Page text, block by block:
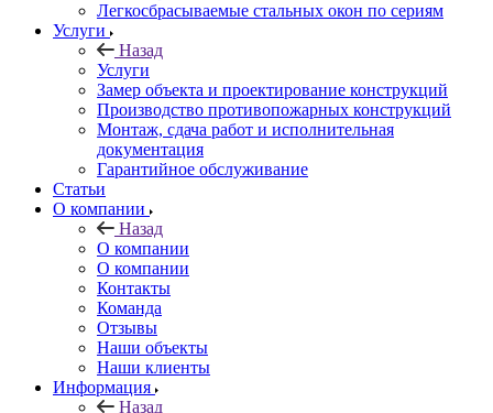
Легкосбрасываемые стальных окон по сериям
Услуги
Назад
Услуги
Замер объекта и проектирование конструкций
Производство противопожарных конструкций
Монтаж, сдача работ и исполнительная
документация
Гарантийное обслуживание
Статьи
О компании
Назад
О компании
О компании
Контакты
Команда
Отзывы
Наши объекты
Наши клиенты
Информация
Назад